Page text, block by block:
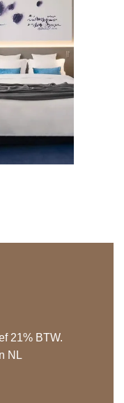
21% BTW.
NL